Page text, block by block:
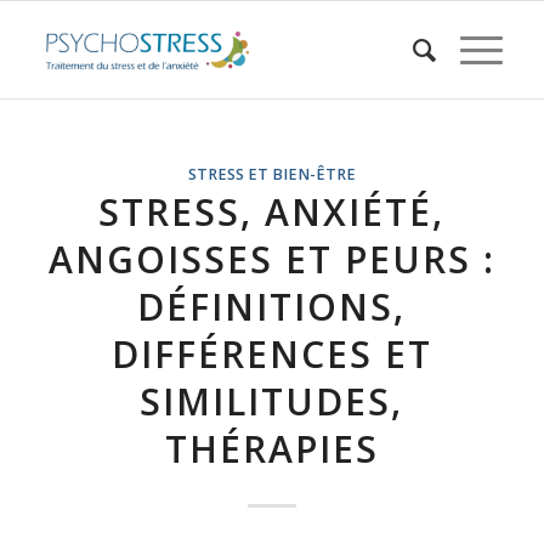
STRESS ET BIEN-ÊTRE
STRESS, ANXIÉTÉ,
ANGOISSES ET PEURS :
DÉFINITIONS,
DIFFÉRENCES ET
SIMILITUDES,
THÉRAPIES